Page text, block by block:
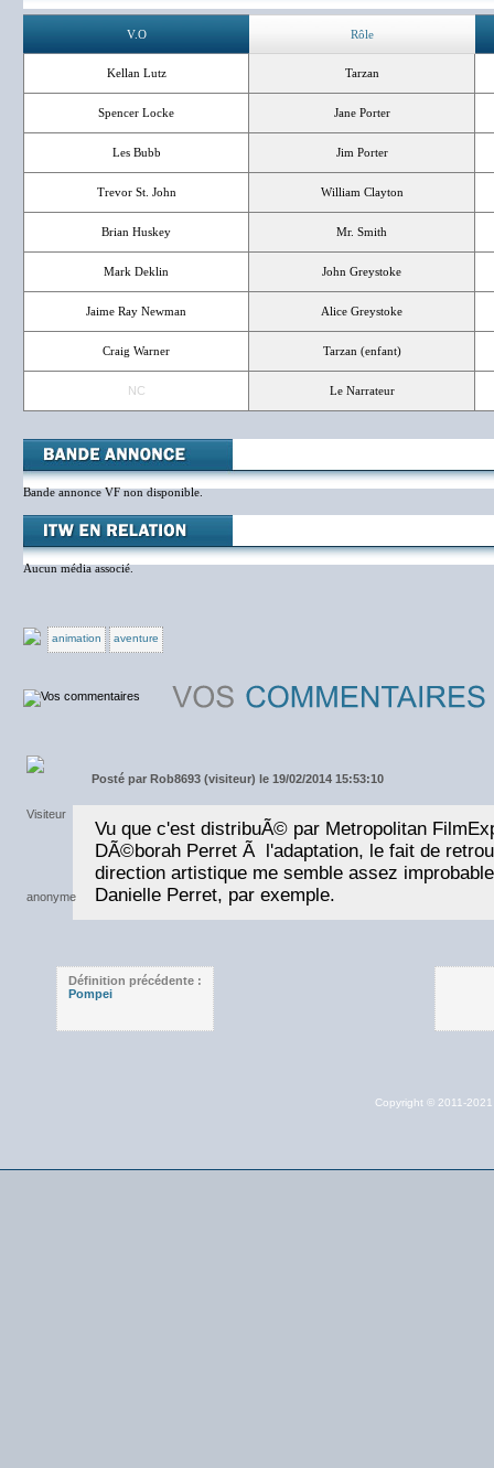
V.O Rôle
Kellan Lutz Tarzan
Spencer Locke Jane Porter
Les Bubb Jim Porter
Trevor St. John William Clayton
Brian Huskey Mr. Smith
Mark Deklin John Greystoke
Jaime Ray Newman Alice Greystoke
Craig Warner Tarzan (enfant)
NC Le Narrateur
Bande annonce VF non disponible.
Aucun média associé.
animation aventure
Posté par Rob8693 (visiteur) le 19/02/2014 15:53:10
Vu que c'est distribuÃ© par Metropolitan
DÃ©borah Perret Ã l'adaptation, le fait de
direction artistique me semble assez
Danielle Perret, par exemple.
Définition précédente :
Pompei
Copyright © 2011-